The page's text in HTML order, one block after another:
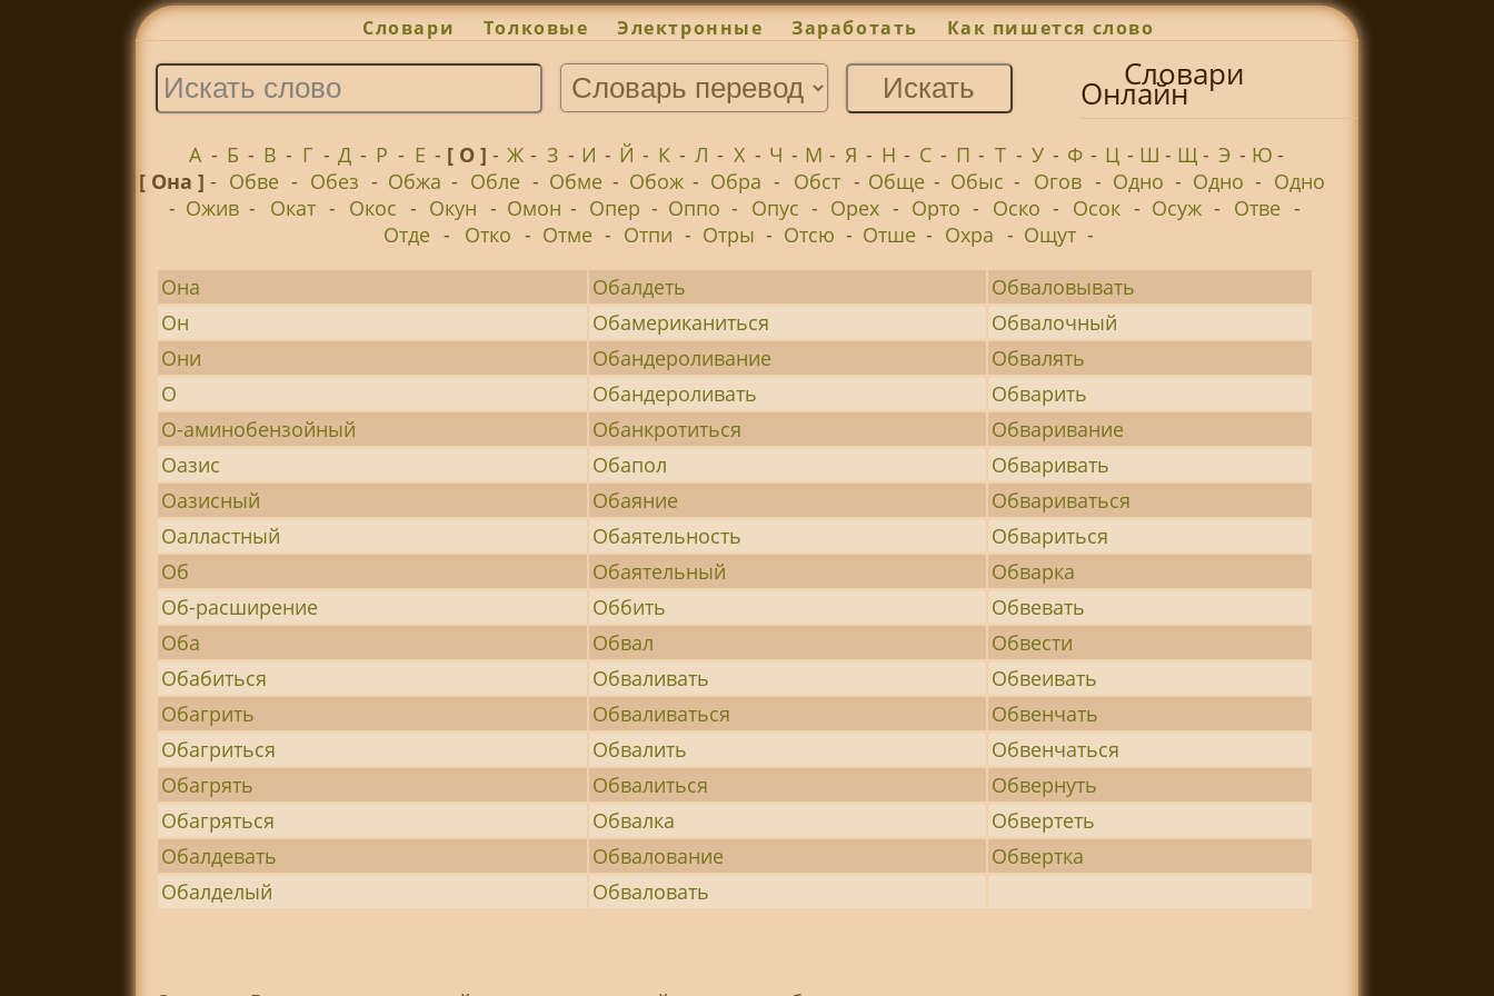
Словари Толковые Электронные Заработать Как пишется слово
Словари
Онлайн
А - Б - В - Г - Д - Р - Е - [ О ]- Ж - З - И - Й - К - Л - Х - Ч - М - Я - Н - С - П - Т - У - Ф - Ц - Ш - Щ- Э - Ю-
[ Она ]- Обве - Обез - Обжа - Обле - Обме - Обож - Обра - Обст - Обще - Обыс - Огов - Одно - Одно - Одно
- Ожив - Окат - Окос - Окун - Омон - Опер - Оппо - Опус - Орех - Орто - Оско - Осок - Осуж - Отве -
Отде - Отко - Отме - Отпи - Отры - Отсю - Отше - Охра - Ощут -
Она
Обалдеть
Обваловывать
Он
Обамериканиться
Обвалочный
Они
Обандероливание
Обвалять
О
Обандероливать
Обварить
О-аминобензойный
Обанкротиться
Обваривание
Оазис
Обапол
Обваривать
Оазисный
Обаяние
Обвариваться
Оалластный
Обаятельность
Обвариться
Об
Обаятельный
Обварка
Об-расширение
Оббить
Обвевать
Оба
Обвал
Обвести
Обабиться
Обваливать
Обвеивать
Обагрить
Обваливаться
Обвенчать
Обагриться
Обвалить
Обвенчаться
Обагрять
Обвалиться
Обвернуть
Обагряться
Обвалка
Обвертеть
Обалдевать
Обвалование
Обвертка
Обалделый
Обваловать